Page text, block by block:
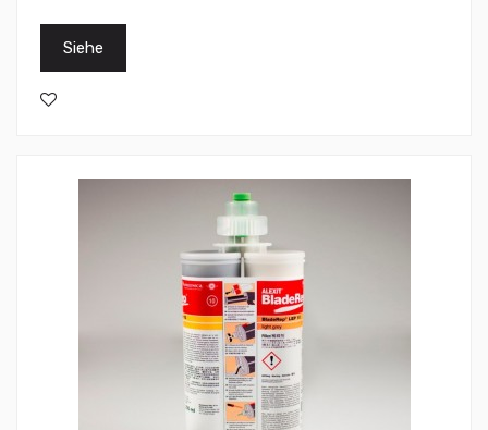
Siehe